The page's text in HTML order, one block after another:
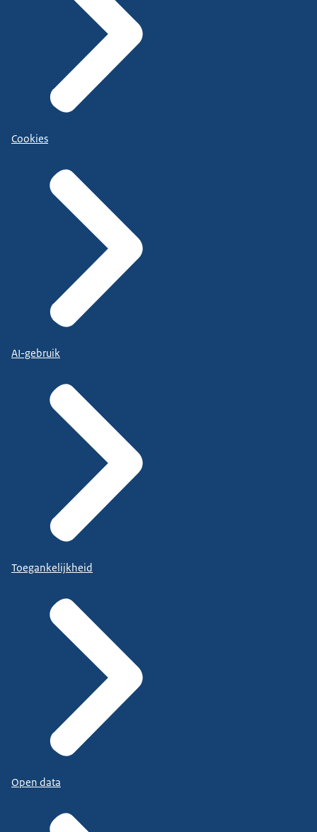
Cookies
AI-gebruik
Toegankelijkheid
Open data